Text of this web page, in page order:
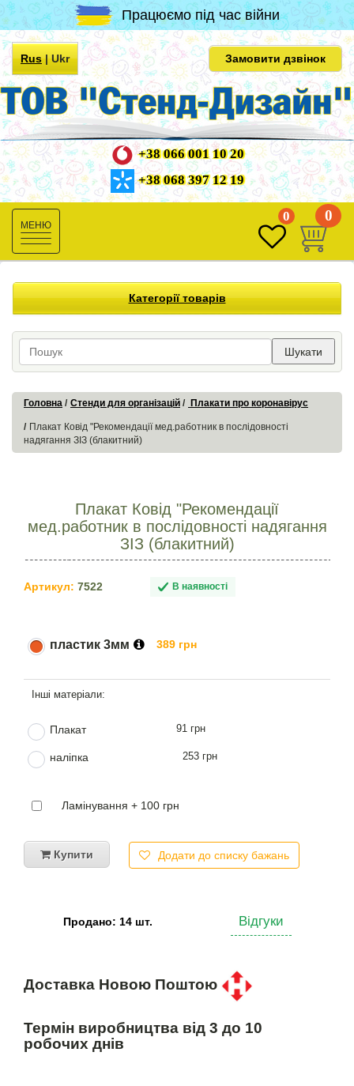
Працюємо під час війни
Rus|Ukr Замовити дзвінок
+38 066 001 10 20
+38 068 397 12 19
Toggle
navigation
0 0
Категорії товарів
Шукати
Головна Стенди для організацій Плакати про коронавірус
Плакат Ковід "Рекомендації мед.работник в послідовності
надягання ЗІЗ (блакитний)
Плакат Ковід "Рекомендації
мед.работник в послідовності надягання
ЗІЗ (блакитний)
Артикул: 7522 В наявності
пластик 3мм 389 грн
Плакат 91 грн
наліпка 253 грн
Ламінування + 100 грн
Купити Додати до списку бажань
Продано: 14 шт. Відгуки
Доставка Новою Поштою
Термін виробництва від 3 до 10
робочих днів